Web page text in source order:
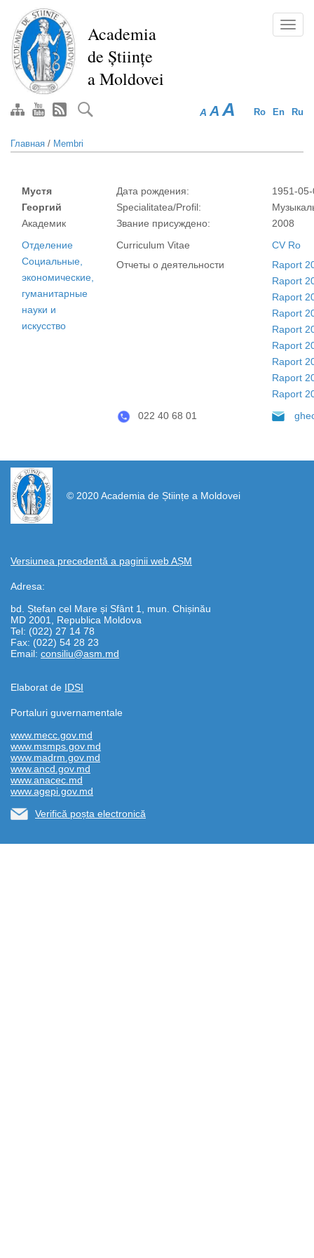
Перейти
основному
содержанию
Academia
de Științe
a Moldovei
Ro En Ru
A A A
Главная / Membri
Мустя
Георгий
Академик
Дата рождения:
Specialitatea/Profil:
Звание присуждено:
1951-
2008
Отделение
Социальные,
экономические,
гуманитарные
науки и
искусство
Curriculum Vitae
Отчеты о деятельности
CV Ro
Raport
Raport
Raport
Raport
Raport
Raport
Raport
Raport
Raport
022 40 68 01
© 2020 Academia de Științe a Moldovei
Versiunea precedentă a paginii web AȘM
Adresa:
bd. Ștefan cel Mare și Sfânt 1, mun. Chișinău
MD 2001, Republica Moldova
Tel: (022) 27 14 78
Fax: (022) 54 28 23
Email: consiliu@asm.md
Elaborat de IDSI
https://propletenie.ru/
Portaluri guvernamentale
www.mecc.gov.md
www.msmps.gov.md
www.madrm.gov.md
www.ancd.gov.md
www.anacec.md
www.agepi.gov.md
Verifică poșta electronică